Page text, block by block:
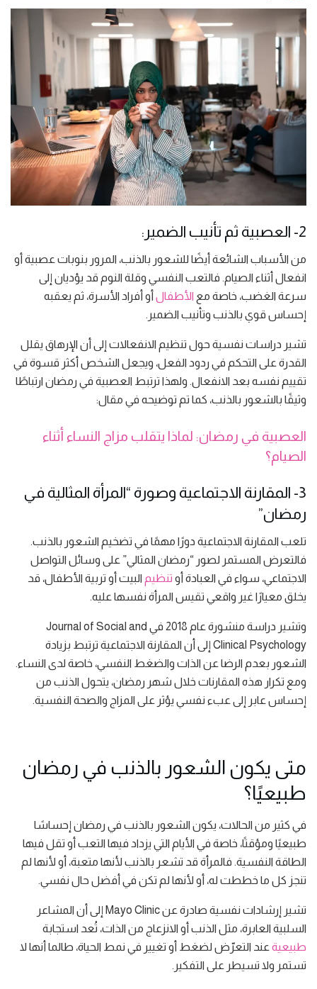
2- العصبية ثم تأنيب الضمير:
من الأسباب الشائعة أيضًا للشعور بالذنب، المرور بنوبات عصبية أو
انفعال أثناء الصيام. فالتعب النفسي وقلة النوم قد يؤديان إلى
سرعة الغضب، خاصة مع الأطفال أو أفراد الأسرة، ثم يعقبه
إحساس قوي بالذنب وتأنيب الضمير.
تشير دراسات نفسية حول تنظيم الانفعالات إلى أن الإرهاق يقلل
القدرة على التحكم في ردود الفعل، ويجعل الشخص أكثر قسوة في
تقييم نفسه بعد الانفعال. ولهذا ترتبط العصبية في رمضان ارتباطًا
وثيقًا بالشعور بالذنب، كما تم توضيحه في مقال:
العصبية في رمضان: لماذا يتقلب مزاج النساء أثناء
الصيام؟
3- المقارنة الاجتماعية وصورة “المرأة المثالية في
رمضان”
تلعب المقارنة الاجتماعية دورًا مهمًا في تضخيم الشعور بالذنب.
فالتعرض المستمر لصور “رمضان المثالي” على وسائل التواصل
الاجتماعي، سواء في العبادة أو تنظيم البيت أو تربية الأطفال، قد
يخلق معيارًا غير واقعي تقيس المرأة نفسها عليه.
وتشير دراسة منشورة عام 2018 في Journal of Social and
Clinical Psychology إلى أن المقارنة الاجتماعية ترتبط بزيادة
الشعور بعدم الرضا عن الذات والضغط النفسي، خاصة لدى النساء.
ومع تكرار هذه المقارنات خلال شهر رمضان، يتحول الذنب من
إحساس عابر إلى عبء نفسي يؤثر على المزاج والصحة النفسية.
متى يكون الشعور بالذنب في رمضان
طبيعيًا؟
في كثير من الحالات، يكون الشعور بالذنب في رمضان إحساسًا
طبيعيًا ومؤقتًا، خاصة في الأيام التي يزداد فيها التعب أو تقل فيها
الطاقة النفسية. فالمرأة قد تشعر بالذنب لأنها متعبة، أو لأنها لم
تنجز كل ما خططت له، أو لأنها لم تكن في أفضل حال نفسي.
تشير إرشادات نفسية صادرة عن Mayo Clinic إلى أن المشاعر
السلبية العابرة، مثل الذنب أو الانزعاج من الذات، تُعد استجابة
طبيعية عند التعرّض لضغط أو تغيير في نمط الحياة، طالما أنها لا
تستمر ولا تسيطر على التفكير.